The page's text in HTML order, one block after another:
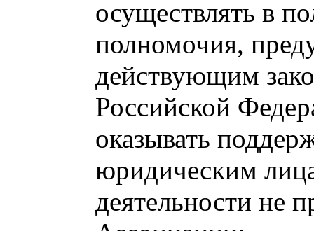
осуществлять в
полномочия,
действующим
Российской
оказывать
юридическим
деятельности не